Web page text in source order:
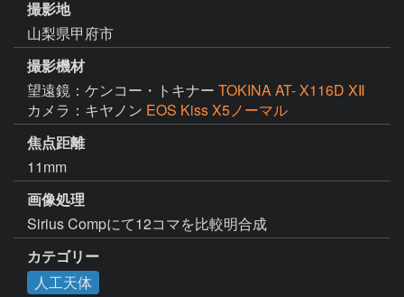
撮影地
山梨県甲府市
撮影機材
望遠鏡：ケンコー・トキナー TOKINA AT- X116D XⅡ
カメラ：キヤノン EOS Kiss X5ノーマル
焦点距離
11mm
画像処理
カテゴリー
人工天体